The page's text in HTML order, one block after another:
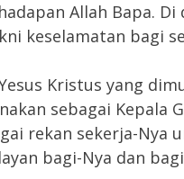
Allah Bapa. Di
keselamatan bagi
Kristus yang
sebagai Kepala
rekan sekerja-Nya
bagi-Nya dan